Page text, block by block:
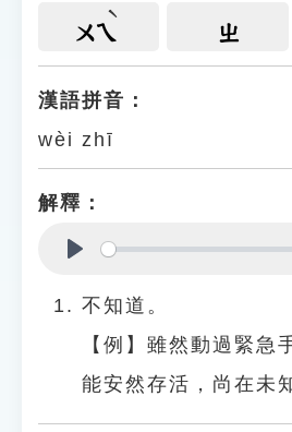
遊戲專區
貓頭鷹博士
ㄨㄟ ㄓ
漢語拼音：
wèi zhī
解釋：
不知道。
【例】雖然動過緊急
能安然存活，尚在未